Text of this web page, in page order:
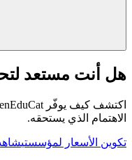
هل أنت مستعد
الاهتمام الذي يستحقه.
تكوين الأسعار لمؤسستي